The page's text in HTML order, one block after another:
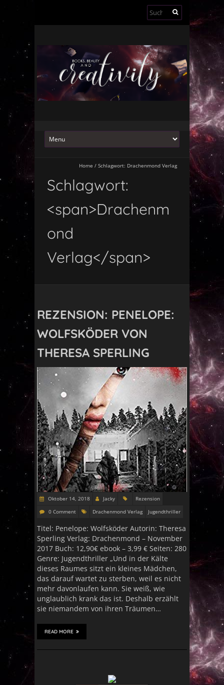
Suchen
nach:
Home / Schlagwort: Drachenmond Verlag
Schlagwort:
<span>Drachenm
ond
Verlag</span>
REZENSION: PENELOPE:
WOLFSKÖDER VON
THERESA SPERLING
Oktober 14, 2018 Jacky
Rezension
0 Comment
Drachenmond Verlag Jugendthriller
Titel: Penelope: Wolfsköder Autorin: Theresa
Sperling Verlag: Drachenmond – November
2017 Buch: 12,90€ ebook – 3,99 € Seiten: 280
Genre: Jugendthriller „Und in der Kälte
dieses Raumes sitzt ein kleines Mädchen,
das darauf wartet zu sterben, weil es nicht
mehr davonlaufen kann. Sie weiß, wie
unglaublich krank das ist. Deshalb erzählt
sie niemandem von ihren Träumen…
READ MORE